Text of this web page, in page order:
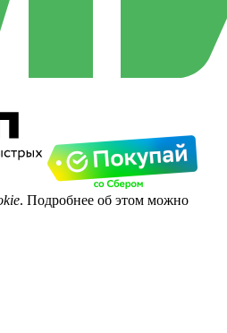
. Подробнее об этом можно